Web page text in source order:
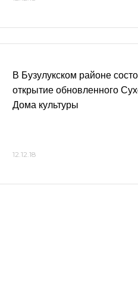
В Бузулукском районе
открытие обновленного
Дома культуры
12.12.18